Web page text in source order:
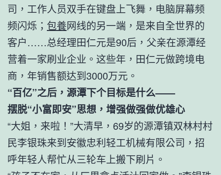
司，工作人员双手在键盘上飞舞，电脑屏幕频
频闪烁； 包養网线的另一端，是来自全世界的
客户……总经理田仁元是90后，父亲在源潭经
营着一家刷业企业。这些年，田仁元做跨境电
商，年销售额达到3000万元。
“百亿”之后，源潭下个目标是什么——
摆脱“小富即安”思想，增强做强做优雄心
“大姐，来啦！”大清早，69岁的源潭镇双林村村
民李银珠来到安徽忠利轻工机械有限公司，招
呼年轻人帮忙从三轮车上搬下刷片。